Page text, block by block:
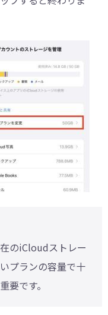
のiCloudストレー
プランの容量で十
要です。